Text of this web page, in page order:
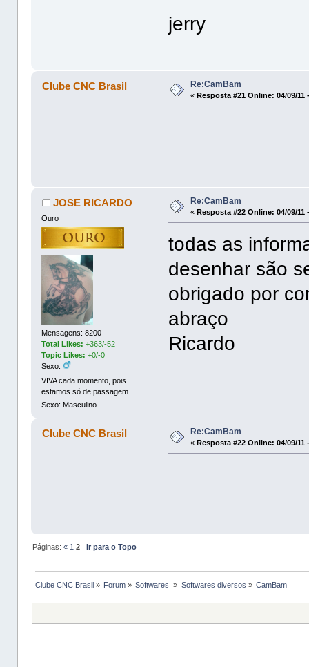
jerry
Clube CNC Brasil Re:CamBam
«Resposta #21 Online: 04/09/11
JOSE RICARDO
Ouro
Mensagens: 8200
Total Likes:+363/-52
Topic Likes: +0/-0
Sexo:
VIVA cada momento, pois
estamos só de passagem
Sexo: Masculino
Re:CamBam
«Resposta #22 Online: 04/09/11
todas as
desenhar são
obrigado por
abraço
Ricardo
Clube CNC Brasil Re:CamBam
«Resposta #22 Online: 04/09/11
Páginas: « 1 2 Ir para o Topo
Clube CNC Brasil» Forum » Softwares » Softwares diversos » CamBam